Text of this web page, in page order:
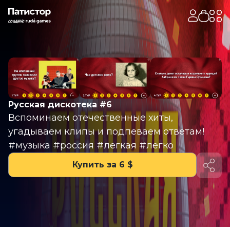
Русская дискотека #6
Вспоминаем отечественные хиты,
угадываем клипы и подпеваем ответам!
#музыка #россия #легкая #легко
Купить за 6 $